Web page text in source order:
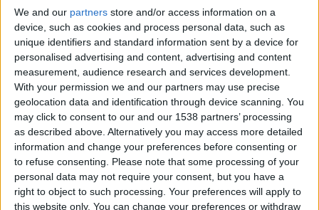
We and our partners store and/or access information on a
device, such as cookies and process personal data, such as
unique identifiers and standard information sent by a device for
personalised advertising and content, advertising and content
measurement, audience research and services development.
With your permission we and our partners may use precise
geolocation data and identification through device scanning. You
may click to consent to our and our 1538 partners’ processing
as described above. Alternatively you may access more detailed
information and change your preferences before consenting or
to refuse consenting.
Please note that some processing of your
personal data may not require your consent, but you have a
right to object to such processing. Your preferences will apply to
this website only. You can change your preferences or withdraw
La resurrecció de les nostres lletraferides
medievals
L'AVL rescata de l'oblit les escriptores de l'edat mitjana
PerMoisés Pérez
Miquel Férriz: «Cal un projecte de país perquè la
gent es quede als pobles»
Entrevista al bomber forestal del parc de Sant Mateu arran de
l'incendi a la Vall d'Uixó
PerMoisés Pérez
Xavier Antich: «Calia fer un salt a la Federació
Llull davant un Estat hostil»